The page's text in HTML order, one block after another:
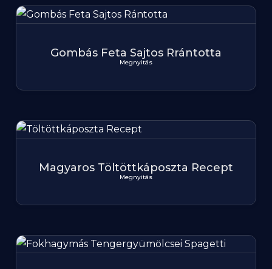
Gombás Feta Sajtos Rrántotta
Megnyitás
Magyaros Töltöttkáposzta Recept
Megnyitás